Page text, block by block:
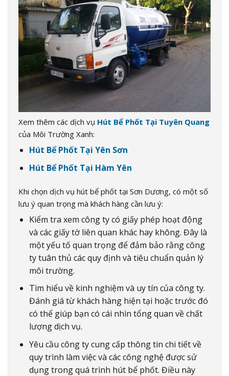
Xem thêm các dịch vụ Hút Bể Phốt Tại Tuyên Quang
của Môi Trường Xanh:
Hút Bể Phốt Tại Yên Sơn
Hút Bể Phốt Tại Hàm Yên
Khi chọn dịch vụ hút bể phốt tại Sơn Dương, có một số
lưu ý quan trọng mà khách hàng cần lưu ý:
Kiểm tra xem công ty có giấy phép hoạt động
và các giấy tờ liên quan khác hay không. Đây là
một yếu tố quan trọng để đảm bảo rằng công
ty tuân thủ các quy định và tiêu chuẩn quản lý
môi trường.
Tìm hiểu về kinh nghiệm và uy tín của công ty.
Đánh giá từ khách hàng hiện tại hoặc trước đó
có thể giúp bạn có cái nhìn tổng quan về chất
lượng dịch vụ.
Yêu cầu công ty cung cấp thông tin chi tiết về
quy trình làm việc và các công nghệ được sử
dụng trong quá trình hút bể phốt. Điều này